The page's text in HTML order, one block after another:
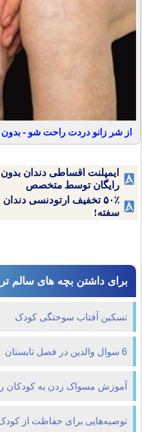
از شر زانو دردت راحت شو -
ایمپلنت اقساطی دندان
رایگان توسط متخصص
۵۰٪ تخفیف ارتودنسی
سفته!
برای داشتن بچه های سالم تر
تسکین آفتاب سوختگی کودک
6 سوال والدین در فصل تابستان
آموزش مسواک زدن به کودکان
توصیه‌هایی برای حفاظت از